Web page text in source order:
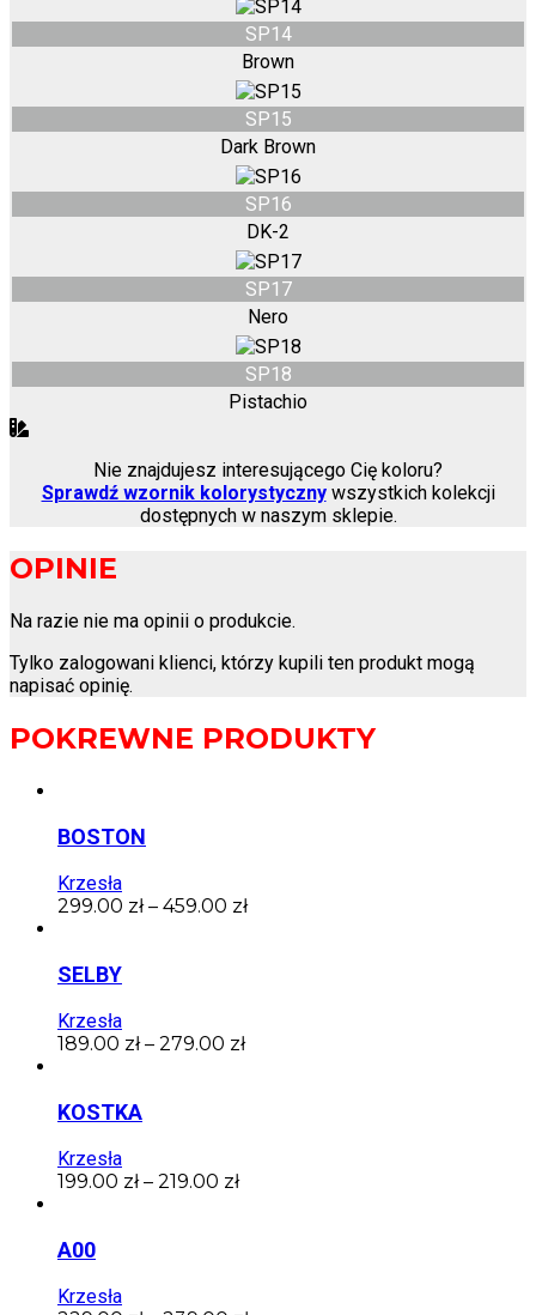
SP14
Brown
SP15
Dark Brown
SP16
DK-2
SP17
Nero
SP18
Pistachio
Nie znajdujesz interesującego Cię koloru?
Sprawdź wzornik kolorystycznywszystkich kolekcji
dostępnych w naszym sklepie.
OPINIE
Na razie nie ma opinii o produkcie.
Tylko zalogowani klienci, którzy kupili ten produkt mogą
napisać opinię.
POKREWNE PRODUKTY
BOSTON
Krzesła
299.00 zł– 459.00 zł
SELBY
Krzesła
189.00 zł– 279.00 zł
KOSTKA
Krzesła
199.00 zł– 219.00 zł
A00
Krzesła